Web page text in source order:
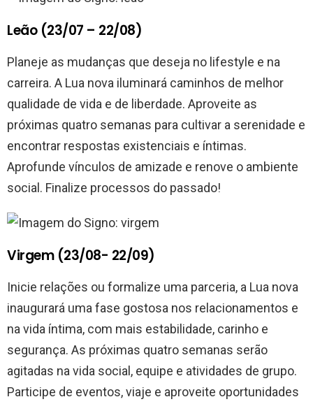
Leão (23/07 – 22/08)
Planeje as mudanças que deseja no lifestyle e na
carreira. A Lua nova iluminará caminhos de melhor
qualidade de vida e de liberdade. Aproveite as
próximas quatro semanas para cultivar a serenidade e
encontrar respostas existenciais e íntimas.
Aprofunde vínculos de amizade e renove o ambiente
social. Finalize processos do passado!
Virgem (23/08- 22/09)
Inicie relações ou formalize uma parceria, a Lua nova
inaugurará uma fase gostosa nos relacionamentos e
na vida íntima, com mais estabilidade, carinho e
segurança. As próximas quatro semanas serão
agitadas na vida social, equipe e atividades de grupo.
Participe de eventos, viaje e aproveite oportunidades